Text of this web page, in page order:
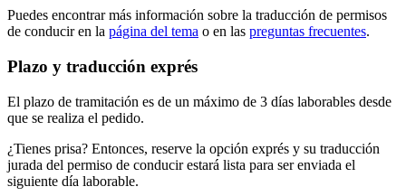
Puedes encontrar más información sobre la traducción de permisos
de conducir en la página del tema o en las preguntas frecuentes.
Plazo y traducción exprés
El plazo de tramitación es de un máximo de 3 días laborables desde
que se realiza el pedido.
¿Tienes prisa? Entonces, reserve la opción exprés y su traducción
jurada del permiso de conducir estará lista para ser enviada el
siguiente día laborable.